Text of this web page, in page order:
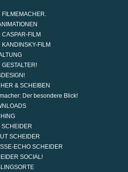
FILMEMACHER.
CASPAR-FILM
KANDINSKY-FILM
GESTALTER!
& SCHEIBEN
Der besondere Blick!
SCHEIDER
SCHEIDER
ECHO SCHEIDER
SOCIAL!